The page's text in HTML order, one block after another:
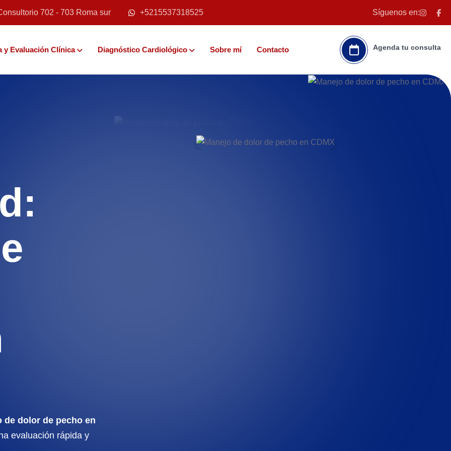
702 - 703 Roma sur +5215537318525 Síguenos en:
y Evaluación Clínica Diagnóstico Cardiológico Sobre mí Contacto Agenda tu consulta
de dolor de pecho en
evaluación rápida y